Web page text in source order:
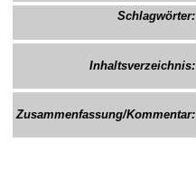
Schlagwörter:
Inhaltsverzeichnis:
Zusammenfassung/Kommentar: